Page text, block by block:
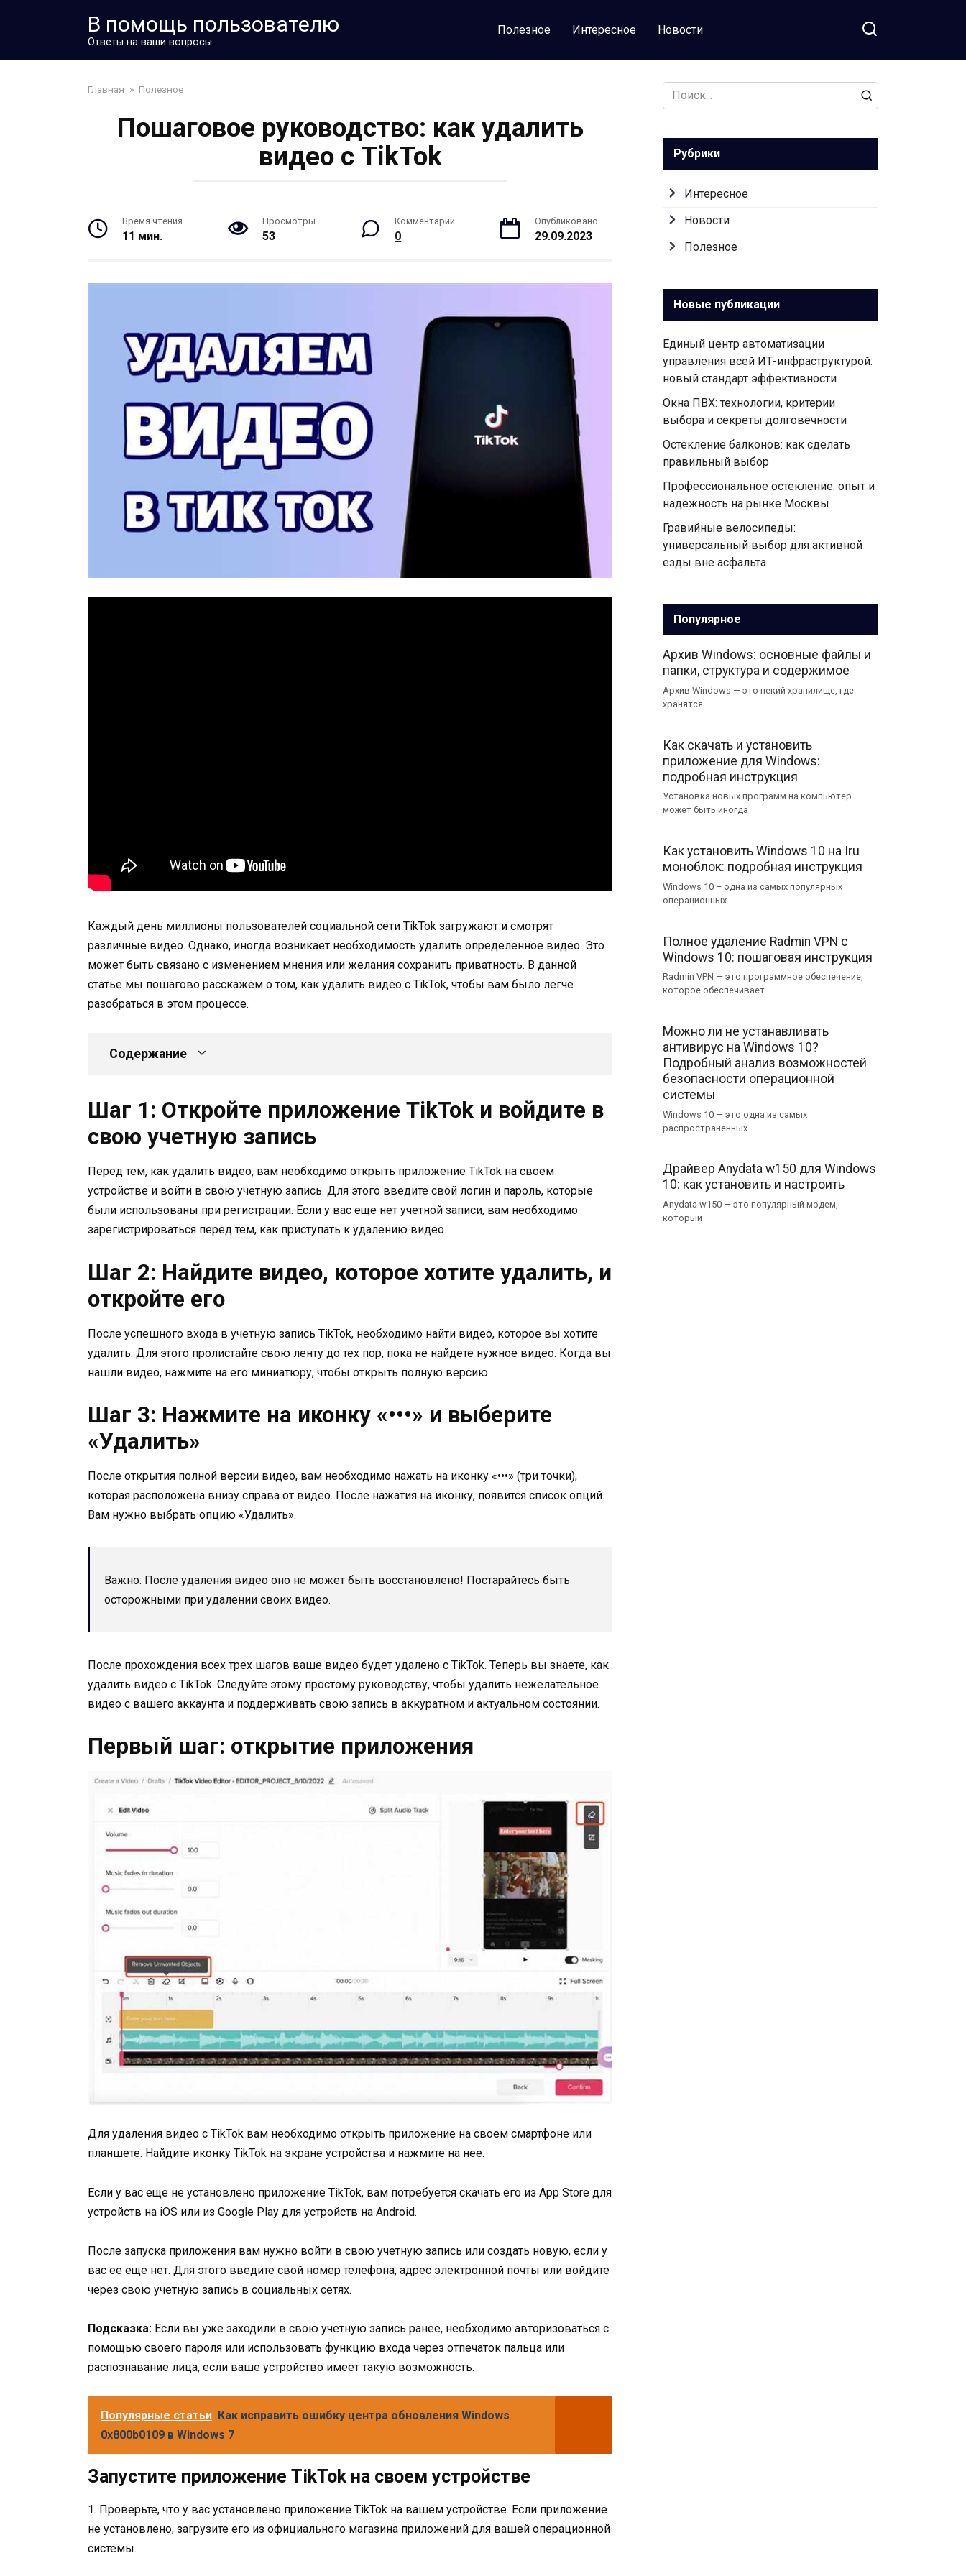
В помощь пользователю
Ответы на ваши вопросы
Полезное Интересное Новости
Главная » Полезное
Пошаговое руководство: как удалить
видео с TikTok
Время чтения
11 мин.
Просмотры
53
Комментарии
0
Опубликовано
29.09.2023
Каждый день миллионы пользователей социальной сети TikTok загружают и смотрят
различные видео. Однако, иногда возникает необходимость удалить определенное видео. Это
может быть связано с изменением мнения или желания сохранить приватность. В данной
статье мы пошагово расскажем о том, как удалить видео с TikTok, чтобы вам было легче
разобраться в этом процессе.
Содержание
Шаг 1: Откройте приложение TikTok и войдите в
свою учетную запись
Перед тем, как удалить видео, вам необходимо открыть приложение TikTok на своем
устройстве и войти в свою учетную запись. Для этого введите свой логин и пароль, которые
были использованы при регистрации. Если у вас еще нет учетной записи, вам необходимо
зарегистрироваться перед тем, как приступать к удалению видео.
Шаг 2: Найдите видео, которое хотите удалить, и
откройте его
После успешного входа в учетную запись TikTok, необходимо найти видео, которое вы хотите
удалить. Для этого пролистайте свою ленту до тех пор, пока не найдете нужное видео. Когда вы
нашли видео, нажмите на его миниатюру, чтобы открыть полную версию.
Шаг 3: Нажмите на иконку «•••» и выберите
«Удалить»
После открытия полной версии видео, вам необходимо нажать на иконку «•••» (три точки),
которая расположена внизу справа от видео. После нажатия на иконку, появится список опций.
Вам нужно выбрать опцию «Удалить».
Важно: После удаления видео оно не может быть восстановлено! Постарайтесь быть
осторожными при удалении своих видео.
После прохождения всех трех шагов ваше видео будет удалено с TikTok. Теперь вы знаете, как
удалить видео с TikTok. Следуйте этому простому руководству, чтобы удалить нежелательное
видео с вашего аккаунта и поддерживать свою запись в аккуратном и актуальном состоянии.
Первый шаг: открытие приложения
Для удаления видео с TikTok вам необходимо открыть приложение на своем смартфоне или
планшете. Найдите иконку TikTok на экране устройства и нажмите на нее.
Если у вас еще не установлено приложение TikTok, вам потребуется скачать его из App Store для
устройств на iOS или из Google Play для устройств на Android.
После запуска приложения вам нужно войти в свою учетную запись или создать новую, если у
вас ее еще нет. Для этого введите свой номер телефона, адрес электронной почты или войдите
через свою учетную запись в социальных сетях.
Подсказка: Если вы уже заходили в свою учетную запись ранее, необходимо авторизоваться с
помощью своего пароля или использовать функцию входа через отпечаток пальца или
распознавание лица, если ваше устройство имеет такую возможность.
Популярные статьи Как исправить ошибку центра обновления Windows
0x800b0109 в Windows 7
Запустите приложение TikTok на своем устройстве
1. Проверьте, что у вас установлено приложение TikTok на вашем устройстве. Если приложение
не установлено, загрузите его из официального магазина приложений для вашей операционной
системы.
Search
for:
Рубрики
Интересное
Новости
Полезное
Новые публикации
Единый центр автоматизации
управления всей ИТ-инфраструктурой:
новый стандарт эффективности
Окна ПВХ: технологии, критерии
выбора и секреты долговечности
Остекление балконов: как сделать
правильный выбор
Профессиональное остекление: опыт и
надежность на рынке Москвы
Гравийные велосипеды:
универсальный выбор для активной
езды вне асфальта
Популярное
Архив Windows: основные файлы и
папки, структура и содержимое
Архив Windows — это некий хранилище, где
хранятся
Как скачать и установить
приложение для Windows:
подробная инструкция
Установка новых программ на компьютер
может быть иногда
Как установить Windows 10 на Iru
моноблок: подробная инструкция
Windows 10 – одна из самых популярных
операционных
Полное удаление Radmin VPN с
Windows 10: пошаговая инструкция
Radmin VPN — это программное обеспечение,
которое обеспечивает
Можно ли не устанавливать
антивирус на Windows 10?
Подробный анализ возможностей
безопасности операционной
системы
Windows 10 — это одна из самых
распространенных
Драйвер Anydata w150 для Windows
10: как установить и настроить
Anydata w150 — это популярный модем,
который